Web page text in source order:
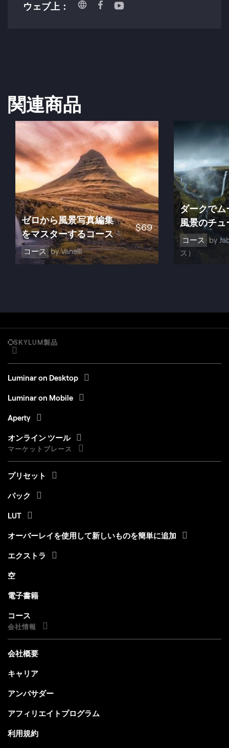
ウェブ上：
関連商品
ゼロから風景写真編集
をマスターするコース
$69
コース by Vanelli
ダークで
風景のチ
コース
by
ス）
SKYLUM製品
Luminar on Desktop
Luminar on Mobile
Aperty
オンライン ツール
マーケットプレース
プリセット
パック
LUT
オーバーレイを使用して新しいものを簡単に追加
エクストラ
空
電子書籍
コース
会社情報
会社概要
キャリア
アンバサダー
アフィリエイトプログラム
利用規約